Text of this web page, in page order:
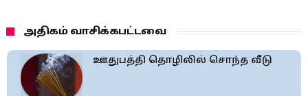
அதிகம் வாசிக்கபட்டவை
ஊதுபத்தி தொழிலில் சொந்த வீடு